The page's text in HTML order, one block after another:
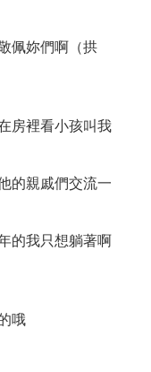
佩妳們啊（拱
房裡看小孩叫我
的親戚們交流一
的我只想躺著啊
哦